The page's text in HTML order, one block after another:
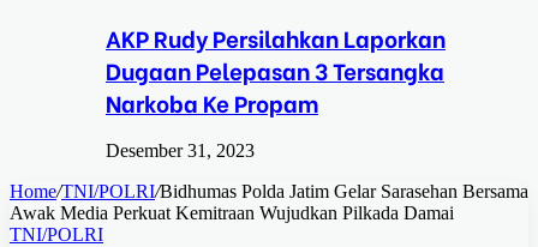
AKP Rudy Persilahkan Laporkan
Dugaan Pelepasan 3 Tersangka
Narkoba Ke Propam
Desember 31, 2023
Home/TNI/POLRI/Bidhumas Polda Jatim Gelar Sarasehan Bersama
Awak Media Perkuat Kemitraan Wujudkan Pilkada Damai
TNI/POLRI